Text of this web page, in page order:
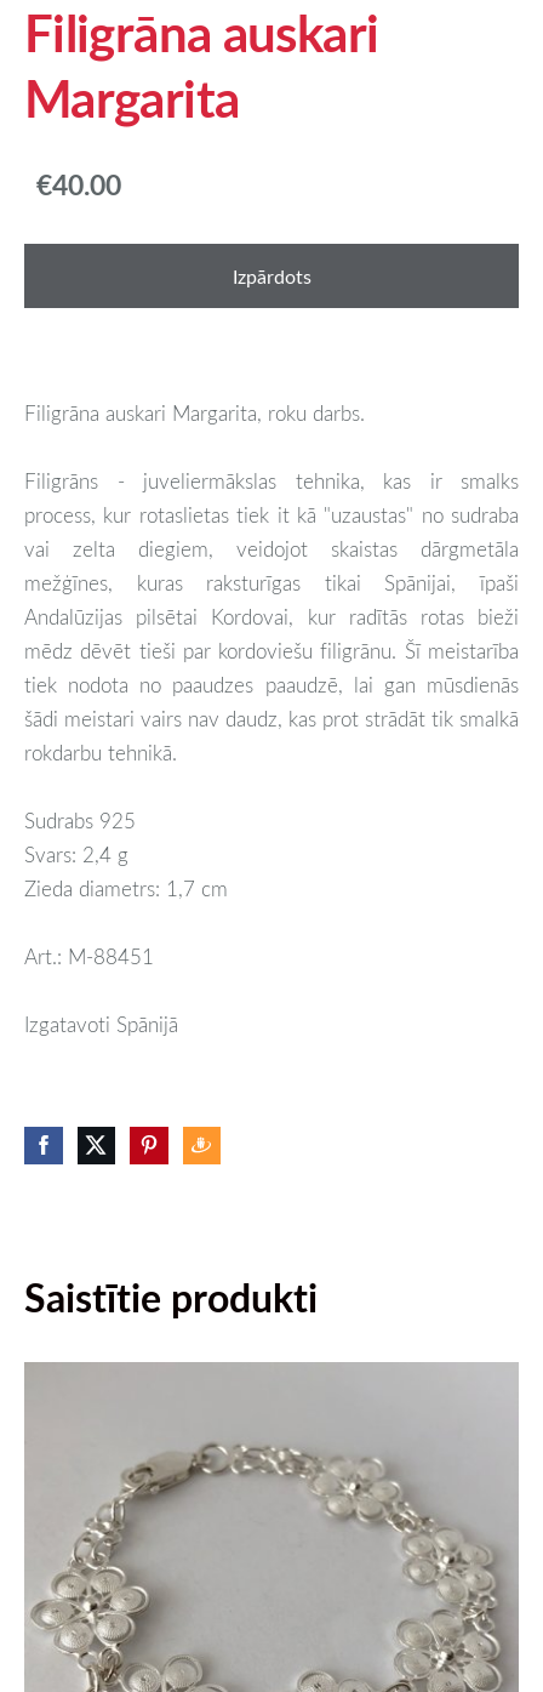
Filigrāna auskari
Margarita
€40.00
Izpārdots
Filigrāna auskari Margarita, roku darbs.
Filigrāns - juveliermākslas tehnika, kas ir smalks
process, kur rotaslietas tiek it kā "uzaustas" no sudraba
vai zelta diegiem, veidojot skaistas dārgmetāla
mežģīnes, kuras raksturīgas tikai Spānijai, īpaši
Andalūzijas pilsētai Kordovai, kur radītās rotas bieži
mēdz dēvēt tieši par kordoviešu filigrānu. Šī meistarība
tiek nodota no paaudzes paaudzē, lai gan mūsdienās
šādi meistari vairs nav daudz, kas prot strādāt tik smalkā
rokdarbu tehnikā.
Sudrabs 925
Svars: 2,4 g
Zieda diametrs: 1,7 cm
Art.: M-88451
Izgatavoti Spānijā
Saistītie produkti